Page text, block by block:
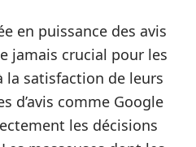
en puissance des avis
jamais crucial pour les
la satisfaction de leurs
d’avis comme Google
les décisions